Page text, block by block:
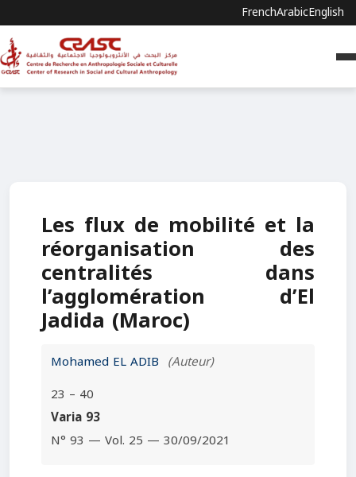
FrenchArabicEnglish
Les flux de mobilité et la
réorganisation des
centralités dans
l’agglomération d’El
Jadida (Maroc)
Mohamed EL ADIB (Auteur)
23 – 40
Varia 93
N° 93 — Vol. 25 — 30/09/2021